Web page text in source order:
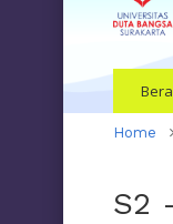
Home
S2